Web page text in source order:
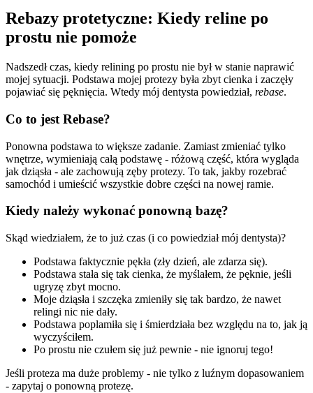
Rebazy protetyczne: Kiedy reline po
prostu nie pomoże
Nadszedł czas, kiedy relining po prostu nie był w stanie naprawić
mojej sytuacji. Podstawa mojej protezy była zbyt cienka i zaczęły
pojawiać się pęknięcia. Wtedy mój dentysta powiedział, rebase.
Co to jest Rebase?
Ponowna podstawa to większe zadanie. Zamiast zmieniać tylko
wnętrze, wymieniają całą podstawę - różową część, która wygląda
jak dziąsła - ale zachowują zęby protezy. To tak, jakby rozebrać
samochód i umieścić wszystkie dobre części na nowej ramie.
Kiedy należy wykonać ponowną bazę?
Skąd wiedziałem, że to już czas (i co powiedział mój dentysta)?
Podstawa faktycznie pękła (zły dzień, ale zdarza się).
Podstawa stała się tak cienka, że myślałem, że pęknie, jeśli
ugryzę zbyt mocno.
Moje dziąsła i szczęka zmieniły się tak bardzo, że nawet
relingi nic nie dały.
Podstawa poplamiła się i śmierdziała bez względu na to, jak ją
wyczyściłem.
Po prostu nie czułem się już pewnie - nie ignoruj tego!
Jeśli proteza ma duże problemy - nie tylko z luźnym dopasowaniem
- zapytaj o ponowną protezę.